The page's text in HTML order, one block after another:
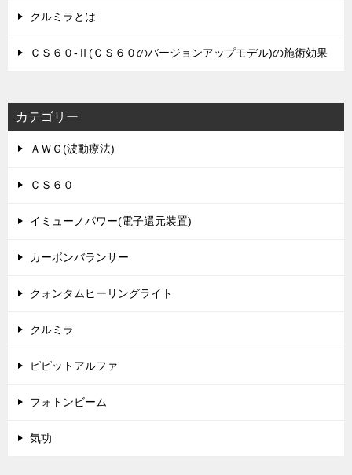
クルミラとは
ＣＳ６０-Ⅱ(ＣＳ６０のバージョンアップモデル)の施術効果
カテゴリー
ＡＷＧ(波動療法)
ＣＳ６０
イミューノパワー(電子還元装置)
カーボンバランサー
クォンタムヒーリングライト
クルミラ
ピピットアルファ
フォトンビーム
気功